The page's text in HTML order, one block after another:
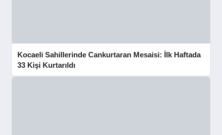
Kocaeli Sahillerinde Cankurtaran Mesaisi: İlk Haftada
33 Kişi Kurtarıldı